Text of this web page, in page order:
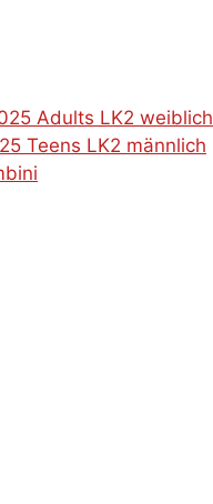
Adults LK2 weiblich
Teens LK2 männlich